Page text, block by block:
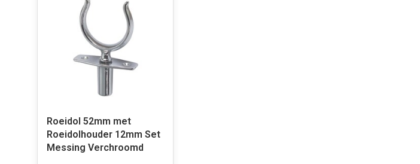
Roeidol 52mm met
Roeidolhouder 12mm Set
Messing Verchroomd